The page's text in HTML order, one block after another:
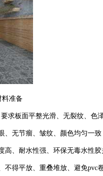
料准备
求板面平整光滑、无裂纹、色
、无节瘤、皱纹、颜色均匀一
高、耐水性强、环保无毒水性胶
不得平放、重叠堆放、避免pvc